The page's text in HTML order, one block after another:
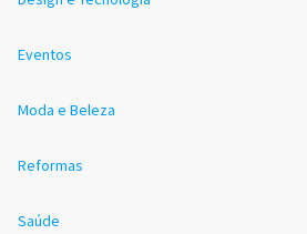
Eventos
Moda e Beleza
Reformas
Saúde